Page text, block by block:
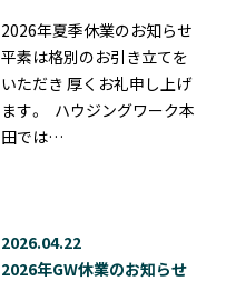
2026年夏季休業のお知らせ
平素は格別のお引き立てを
いただき 厚くお礼申し上げ
ます。 ハウジングワーク本
田では…
2026.04.22
2026年GW休業のお知らせ